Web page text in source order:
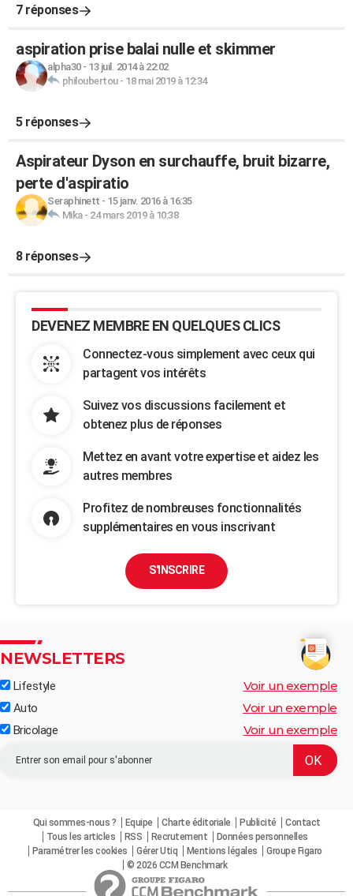
7 réponses
aspiration prise balai nulle et skimmer
alpha30- 13 juil. 2014 à 22:02
philoubertou- 18 mai 2019 à 12:34
5 réponses
Aspirateur Dyson en surchauffe, bruit bizarre,
perte d'aspiratio
Seraphinett - 15 janv. 2016 à 16:35
Mika- 24 mars 2019 à 10:38
8 réponses
DEVENEZ MEMBRE EN QUELQUES CLICS
Connectez-vous simplement avec ceux qui
partagent vos intérêts
Suivez vos discussions facilement et
obtenez plus de réponses
Mettez en avant votre expertise et aidez les
autres membres
Profitez de nombreuses fonctionnalités
supplémentaires en vous inscrivant
S'INSCRIRE
NEWSLETTERS
Lifestyle Voir un exemple
Auto Voir un exemple
Bricolage Voir un exemple
Qui sommes-nous ? Equipe Charte éditoriale Publicité
Contact
Tous les articles
RSS Recrutement
Données personnelles
Paramétrer les cookies
Gérer Utiq Mentions légales
Groupe Figaro
© 2026 CCM Benchmark